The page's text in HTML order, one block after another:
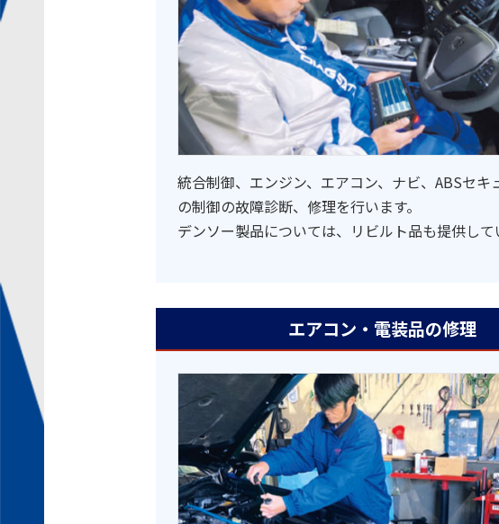
統合制御、エンジン、エアコン、ナビ、ABSセキ
の制御の故障診断、修理を行います。
デンソー製品については、リビルト品も提供して
エアコン・電装品の修理